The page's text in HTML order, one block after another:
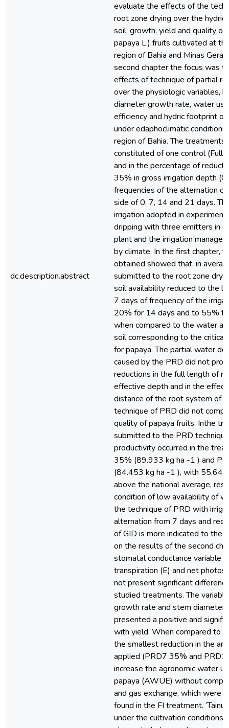
dc.description.abstract
evaluate the effects of the
root zone drying over the hydric
soil, growth, yield and quality of
papaya L.) fruits cultivated at
region of Bahia and Minas
second chapter the focus was
effects of technique of partial
over the physiologic variables,
diameter growth rate, water
efficiency and hydric footprint of
under edaphoclimatic
region of Bahia. The treatments
constituted of one control (Full
and in the percentage of
35% in gross irrigation depth
frequencies of the alternation
side of 0, 7, 14 and 21 days.
irrigation adopted in
dripping with three emitters in
plant and the irrigation
by climate. In the first chapter,
obtained showed that, in
submitted to the root zone
soil availability reduced to the
7 days of frequency of the
20% for 14 days and to 55%
when compared to the water
soil corresponding to the
for papaya. The partial water
caused by the PRD did not
reductions in the full length of
effective depth and in the
distance of the root system of
technique of PRD did not
quality of papaya fruits. Inthe
submitted to the PRD
productivity occurred in the
35% (89.933 kg ha -1 ) and
(84.453 kg ha -1 ), with
above the national average,
condition of low availability of
the technique of PRD with
alternation from 7 days and
of GID is more indicated to the
on the results of the second
stomatal conductance variable
transpiration (E) and net
not present significant
studied treatments. The
growth rate and stem diameter
presented a positive and
with yield. When compared to
the smallest reduction in the
applied (PRD7 35% and
increase the agronomic water
papaya (AWUE) without
and gas exchange, which were
found in the FI treatment.
under the cultivation conditions